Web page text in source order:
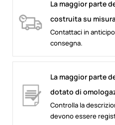
La maggior parte
costruita su
Contattaci in
consegna.
La maggior parte
dotato di
Controlla la
devono essere